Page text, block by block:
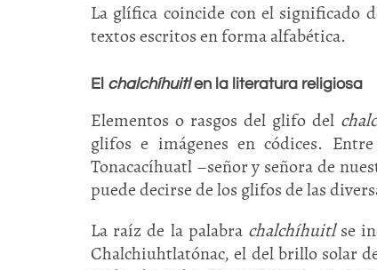
La glífica coincide con el significado
textos escritos en forma alfabética.
El chalchíhuitlen la literatura religiosa
Elementos o rasgos del glifo del
glifos e imágenes en códices.
Tonacacíhuatl –señor y señora de
puede decirse de los glifos de las
La raíz de la palabra chalchíhuitlse
Chalchiuhtlatónac, el del brillo solar